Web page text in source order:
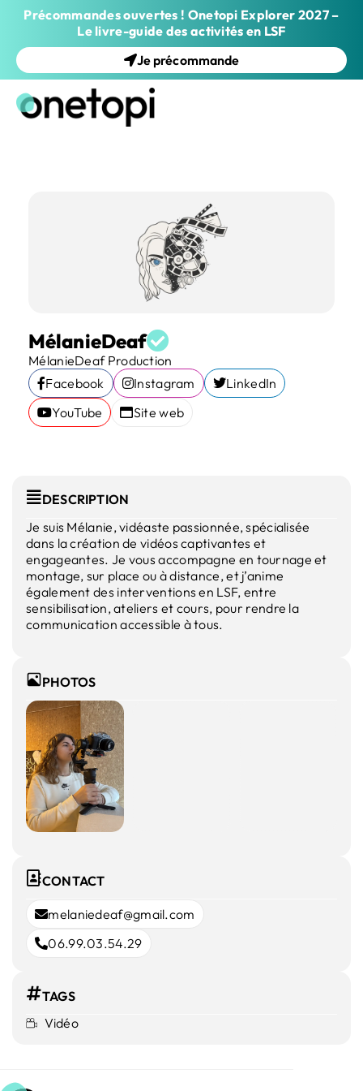
Précommandes ouvertes ! Onetopi Explorer 2027 –
Le livre-guide des activités en LSF
Je précommande
MélanieDeaf
MélanieDeaf Production
Facebook
Instagram
LinkedIn
YouTube
Site web
DESCRIPTION
Je suis Mélanie, vidéaste passionnée, spécialisée
dans la création de vidéos captivantes et
engageantes. Je vous accompagne en tournage et
montage, sur place ou à distance, et j’anime
également des interventions en LSF, entre
sensibilisation, ateliers et cours, pour rendre la
communication accessible à tous.
PHOTOS
CONTACT
melaniedeaf@gmail.com
06.99.03.54.29
TAGS
Vidéo